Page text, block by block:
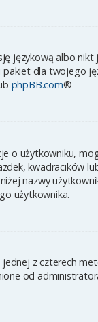
językową albo
dla twojego
phpBB.com®
użytkowniku,
kwadracików
nazwy
użytkownika.
z czterech
od